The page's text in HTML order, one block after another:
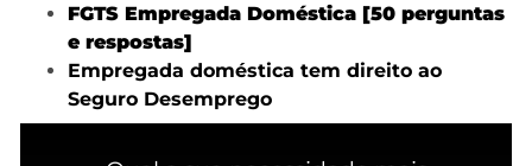
FGTS Empregada Doméstica [50 perguntas
e respostas]
Empregada doméstica tem direito ao
Seguro Desemprego